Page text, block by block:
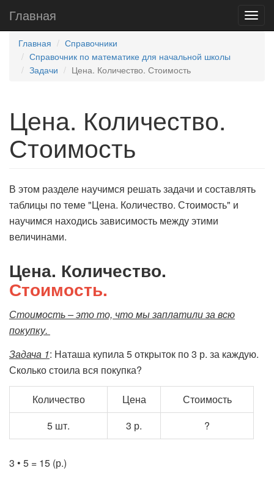
Главная
Главная
Справочники
Справочник по математике для начальной школы
Задачи
Цена. Количество. Стоимость
Цена. Количество.
Стоимость
В этом разделе научимся решать задачи и составлять
таблицы по теме "Цена. Количество. Стоимость" и
научимся находись зависимость между этими
величинами.
Цена. Количество.
Стоимость.
Стоимость – это то, что мы заплатили за всю
покупку.
Задача 1: Наташа купила 5 открыток по 3 р. за каждую.
Сколько стоила вся покупка?
Количество Цена
Стоимость
5 шт.
3 р. ?
3 • 5 = 15 (р.)